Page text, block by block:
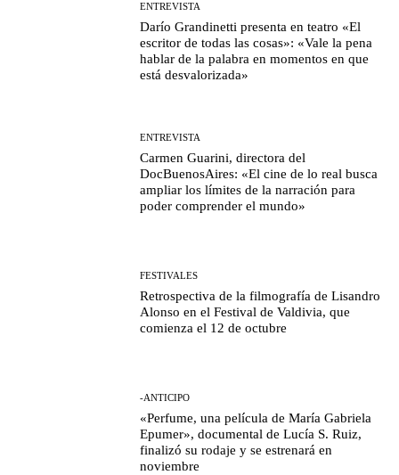
ENTREVISTA
Darío Grandinetti presenta en teatro «El
escritor de todas las cosas»: «Vale la pena
hablar de la palabra en momentos en que
está desvalorizada»
ENTREVISTA
Carmen Guarini, directora del
DocBuenosAires: «El cine de lo real busca
ampliar los límites de la narración para
poder comprender el mundo»
FESTIVALES
Retrospectiva de la filmografía de Lisandro
Alonso en el Festival de Valdivia, que
comienza el 12 de octubre
-ANTICIPO
«Perfume, una película de María Gabriela
Epumer», documental de Lucía S. Ruiz,
finalizó su rodaje y se estrenará en
noviembre